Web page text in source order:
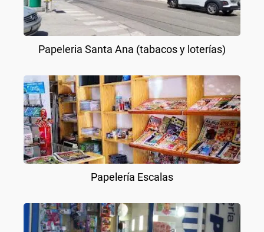
Papeleria Santa Ana (tabacos y loterías)
Papelería Escalas